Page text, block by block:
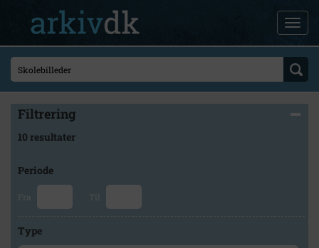
Filtrering
10 resultater
Periode
Fra Til
Type